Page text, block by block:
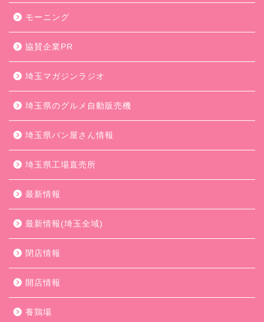
モーニング
協賛企業PR
埼玉マガジンラジオ
埼玉県のグルメ自動販売機
埼玉県パン屋さん情報
埼玉県工場直売所
最新情報
最新情報(埼玉全域)
閉店情報
開店情報
養鶏場